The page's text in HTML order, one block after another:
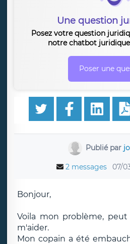
Une question
Posez votre question
notre chatbot
Poser une
Publié par
2 messages 07/
Bonjour,
Voila mon problème,
m'aider.
Mon copain a été